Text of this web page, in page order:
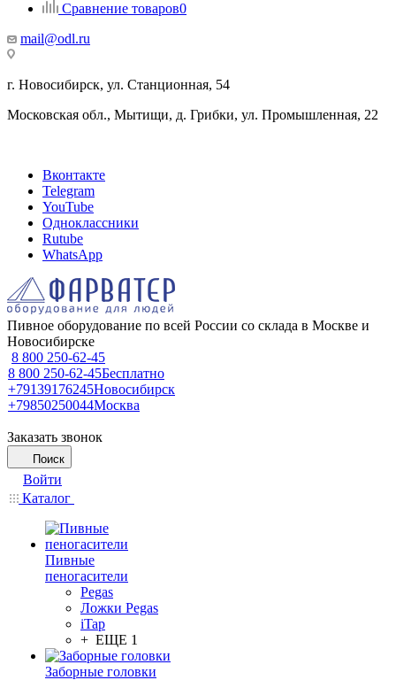
Сравнение товаров0
mail@odl.ru
г. Новосибирск, ул. Станционная, 54
Московская обл., Мытищи, д. Грибки, ул. Промышленная, 22
Вконтакте
Telegram
YouTube
Одноклассники
Rutube
WhatsApp
Пивное оборудование по всей России со склада в Москве и
Новосибирске
8 800 250-62-45
8 800 250-62-45Бесплатно
+79139176245Новосибирск
+79850250044Москва
Заказать звонок
Поиск
Войти
Каталог
Пивные
пеногасители
Pegas
Ложки Pegas
iTap
+ ЕЩЕ 1
Заборные головки